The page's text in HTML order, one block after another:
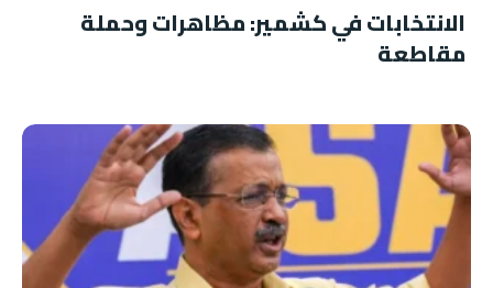
الانتخابات في كشمير: مظاهرات وحملة
مقاطعة